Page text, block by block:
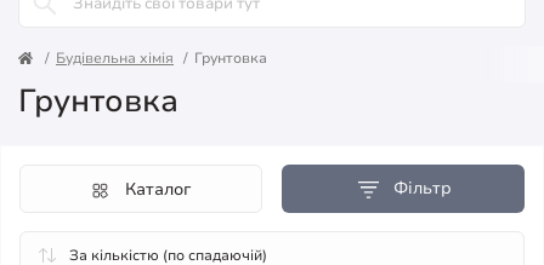
Будівельна хімія Грунтовка
Грунтовка
Фільтр
Каталог